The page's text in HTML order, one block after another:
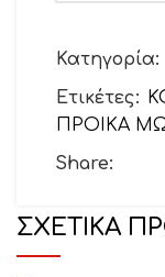
Θέμα
Το μήνυμά
Κατηγορία:
Ετικέτες:
ΠΡΟΙΚΑ
Share:
ΣΧΕΤΙΚΆ